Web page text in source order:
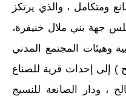
ومتكامل ، والذي يرتكز
جهة بني ملال خنيفرة،
وهيئات المجتمع المدني
) إلى إحداث قرية للصناع
، ودار الصانعة للنسيج